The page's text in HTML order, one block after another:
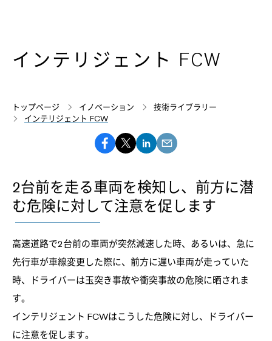
インテリジェント FCW
トップページ イノベーション
技術ライブラリー
インテリジェント FCW
2台前を走る車両を検知し、前方に潜
む危険に対して注意を促します
高速道路で2台前の車両が突然減速した時、あるいは、急に
先行車が車線変更した際に、前方に遅い車両が走っていた
時、ドライバーは玉突き事故や衝突事故の危険に晒されま
す。
インテリジェント FCWはこうした危険に対し、ドライバー
に注意を促します。